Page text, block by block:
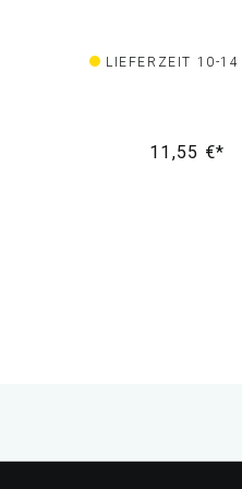
LIEFERZEIT 10-14
11,55 €*